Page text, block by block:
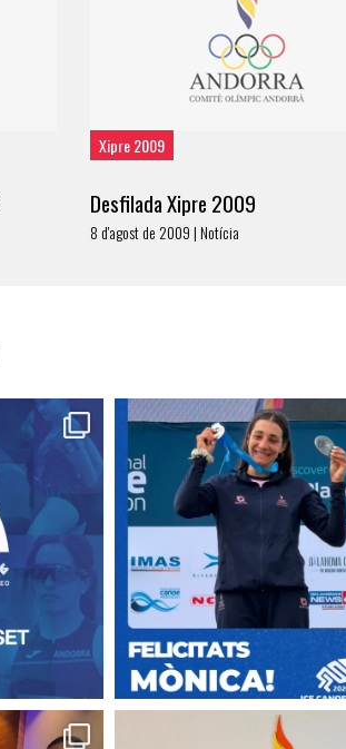
Xipre 2009
Desfilada Xipre 2009
8 d'agost de 2009 | Notícia